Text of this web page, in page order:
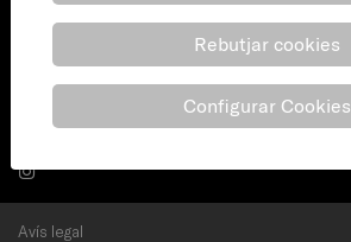
(+34) 938 627 800
info@bricobotiga.cat
Avís legal
Rebutjar cookies
Configurar Cookies